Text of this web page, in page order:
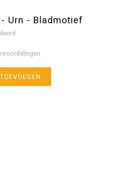
Urn - Bladmotief